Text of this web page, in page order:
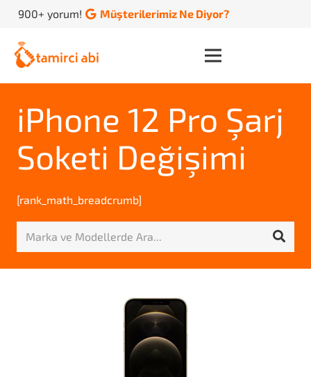
900+ yorum! Müşterilerimiz Ne Diyor?
iPhone 12 Pro Şarj
Soketi Değişimi
[rank_math_breadcrumb]